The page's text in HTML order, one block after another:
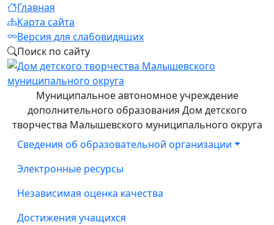
Главная
Карта сайта
Версия для слабовидящих
Поиск по сайту
Муниципальное автономное учреждение
дополнительного образования Дом детского
творчества Малышевского муниципального округа
Сведения об образовательной организации
Электронные ресурсы
Независимая оценка качества
Достижения учащихся